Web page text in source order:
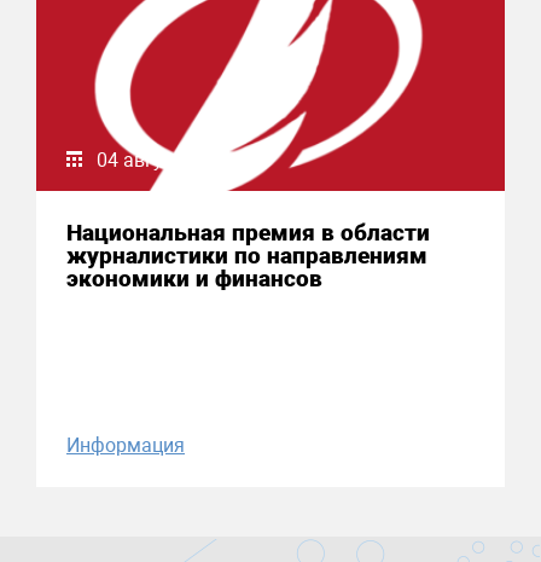
04 августа 2026
Национальная премия в области
журналистики по направлениям
экономики и финансов
Информация